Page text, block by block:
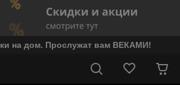
на дом. Прослужат вам ВЕКАМИ!